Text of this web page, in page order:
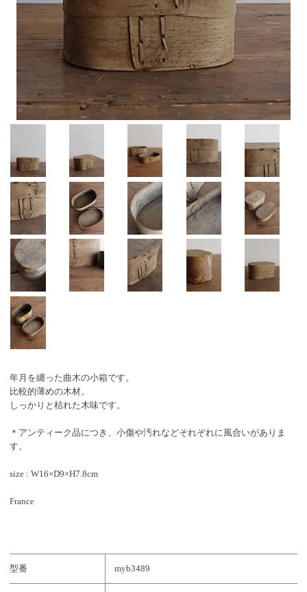
年月を纏った曲木の小箱です。
比較的薄めの木材。
しっかりと枯れた木味です。
＊アンティーク品につき、小傷や汚れなどそれぞれに風合いがありま
す。
size : W16×D9×H7.8cm
France
型番 myb3489